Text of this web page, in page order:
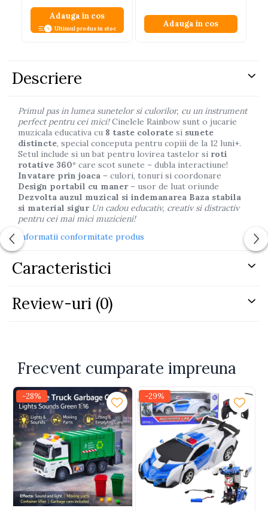
Adauga in cos
Ultimul produs in stoc Adauga in cos
Descriere
Primul pas in lumea sunetelor si culorilor, cu un instrument
perfect pentru cei mici!Cinelele Rainbow sunt o jucarie
muzicala educativa cu 8 taste colorate si sunete
distincte, special conceputa pentru copiii de la 12 luni+.
Setul include si un bat pentru lovirea tastelor si roti
rotative 360° care scot sunete – dubla interactiune!
Invatare prin joaca – culori, tonuri si coordonare
Design portabil cu maner– usor de luat oriunde
Dezvolta auzul muzical si indemanarea Baza stabila
si material sigur Un cadou educativ, creativ si distractiv
pentru cei mai mici muzicieni!
Informatii conformitate produs
Caracteristici
Review-uri (0)
Frecvent cumparate impreuna
-28% -29%